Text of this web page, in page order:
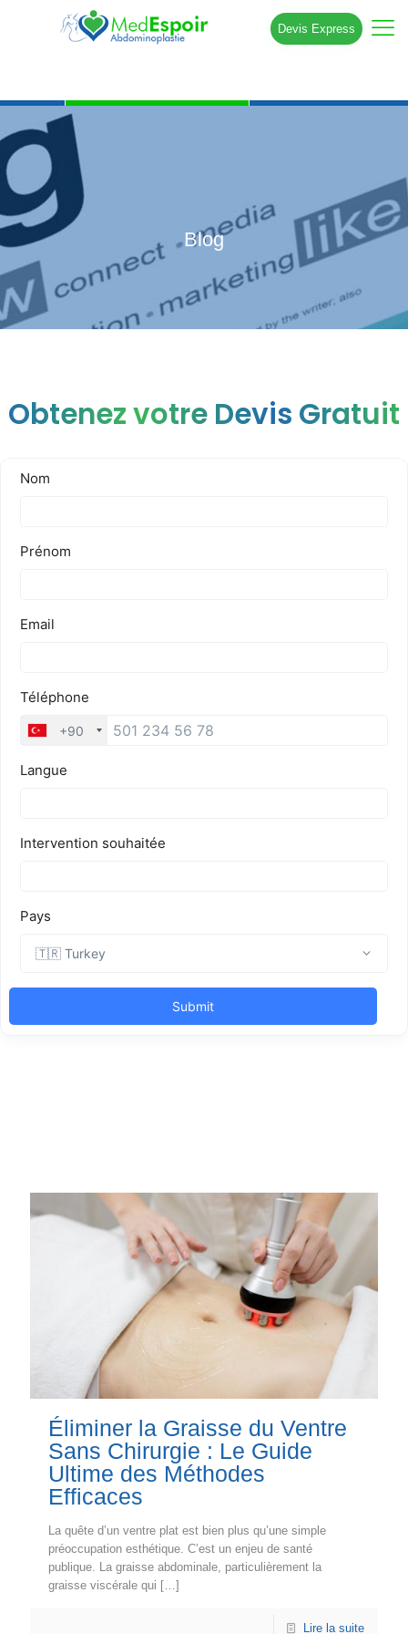
Devis Express
Blog
Obtenez votre Devis Gratuit
Éliminer la Graisse du Ventre
Sans Chirurgie : Le Guide
Ultime des Méthodes
Efficaces
La quête d’un ventre plat est bien plus qu’une simple
préoccupation esthétique. C’est un enjeu de santé
publique. La graisse abdominale, particulièrement la
graisse viscérale qui […]
Lire la suite